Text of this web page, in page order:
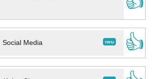
neu
Social Media
👍